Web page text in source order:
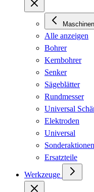
Maschinen
Alle anzeigen
Bohrer
Kernbohrer
Senker
Sägeblätter
Rundmesser
Universal
Elektroden
Universal
Sonderaktionen
Ersatzteile
Werkzeuge